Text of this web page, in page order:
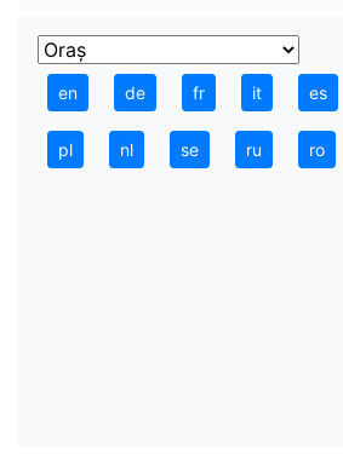
en de fr it es
pl nl se ru ro